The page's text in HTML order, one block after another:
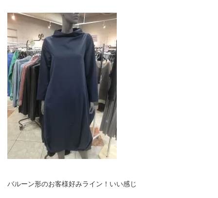
バルーン形のお客様好みライン！いい感じ